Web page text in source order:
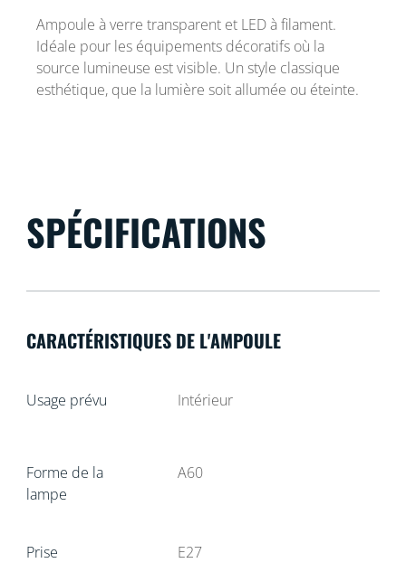
Ampoule à verre transparent et LED à filament.
Idéale pour les équipements décoratifs où la
source lumineuse est visible. Un style classique
esthétique, que la lumière soit allumée ou éteinte.
SPÉCIFICATIONS
CARACTÉRISTIQUES DE L'AMPOULE
Usage prévu Intérieur
Forme de la
lampe
A60
Prise E27